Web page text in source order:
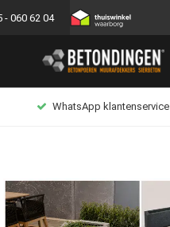
- 060 62 04
WhatsApp klantenservice